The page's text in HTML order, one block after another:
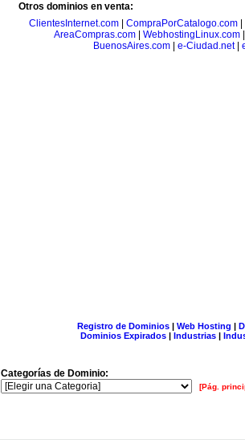
Otros dominios en venta:
ClientesInternet.com
CompraPorCatalogo.com
AreaCompras.com| WebhostingLinux.com
BuenosAires.com
e-Ciudad.net|
Registro de Dominios| Web Hosting |
Dominios Expirados | Industrias |
Categorías de Dominio:
[Pág.